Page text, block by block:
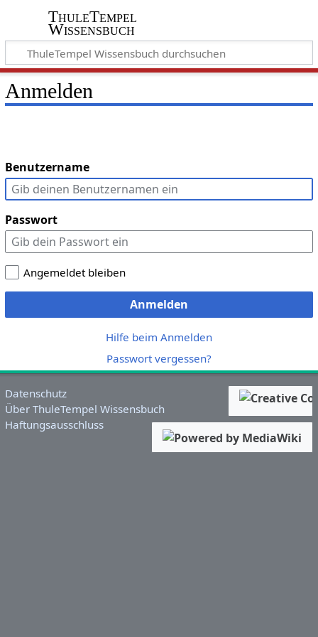
ThuleTempel
Wissensbuch
Anmelden
Benutzername
Passwort
Angemeldet bleiben
Anmelden
Hilfe beim Anmelden
Passwort vergessen?
Datenschutz
Über ThuleTempel Wissensbuch
Haftungsausschluss